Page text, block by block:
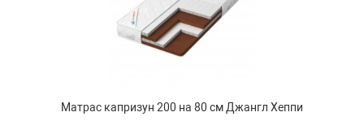
Матрас капризун 200 на 80 см Джангл Хеппи